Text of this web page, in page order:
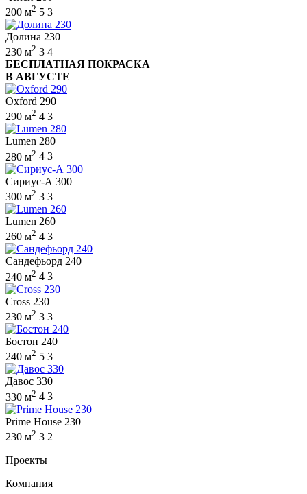
200 м2 5 3
Долина 230
230 м2 3 4
БЕСПЛАТНАЯ ПОКРАСКА
В АВГУСТЕ
Oxford 290
290 м2 4 3
Lumen 280
280 м2 4 3
Сириус-А 300
300 м2 3 3
Lumen 260
260 м2 4 3
Сандефьорд 240
240 м2 4 3
Cross 230
230 м2 3 3
Бостон 240
240 м2 5 3
Давос 330
330 м2 4 3
Prime House 230
230 м2 3 2
Проекты
Компания